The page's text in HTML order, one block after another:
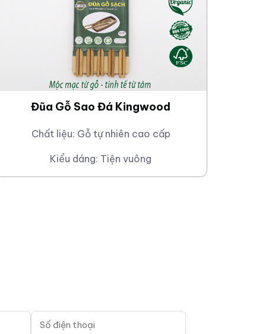
doanh
dụng và đội ngũ
nhất giữa các lô
Đũa Gỗ Sao Đá Kingwood
Chất liệu: Gỗ tự nhiên cao cấp
Kiểu dáng: Tiện vuông